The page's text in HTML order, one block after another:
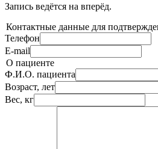
Запись ведётся на вперёд.
Контактные данные для
Телефон
E-mail
О пациенте
Ф.И.О. пациента
Возраст, лет
Вес, кг